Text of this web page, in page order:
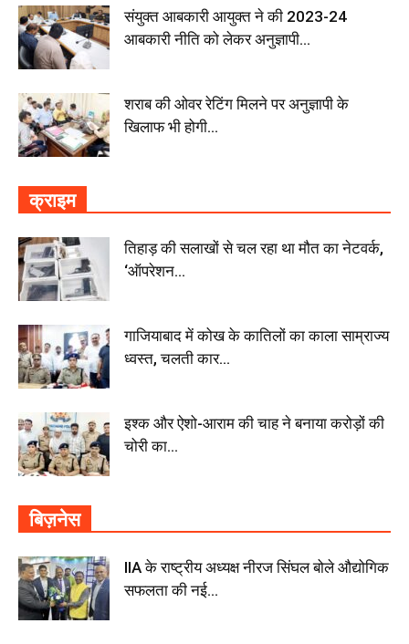
संयुक्त आबकारी आयुक्त ने की 2023-24
आबकारी नीति को लेकर अनुज्ञापी...
शराब की ओवर रेटिंग मिलने पर अनुज्ञापी के
खिलाफ भी होगी...
क्राइम
तिहाड़ की सलाखों से चल रहा था मौत का नेटवर्क,
‘ऑपरेशन...
गाजियाबाद में कोख के कातिलों का काला साम्राज्य
ध्वस्त, चलती कार...
इश्क और ऐशो-आराम की चाह ने बनाया करोड़ों की
चोरी का...
बिज़नेस
IIA के राष्ट्रीय अध्यक्ष नीरज सिंघल बोले औद्योगिक
सफलता की नई...